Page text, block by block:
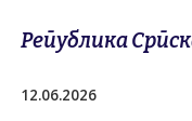
Република
12.06.2026